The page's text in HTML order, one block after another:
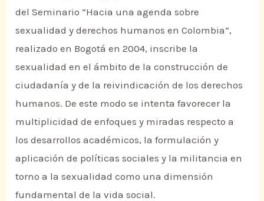
del Seminario “Hacia una agenda sobre
sexualidad y derechos humanos en Colombia”,
realizado en Bogotá en 2004, inscribe la
sexualidad en el ámbito de la construcción de
ciudadanía y de la reivindicación de los derechos
humanos. De este modo se intenta favorecer la
multiplicidad de enfoques y miradas respecto a
los desarrollos académicos, la formulación y
aplicación de políticas sociales y la militancia en
torno a la sexualidad como una dimensión
fundamental de la vida social.